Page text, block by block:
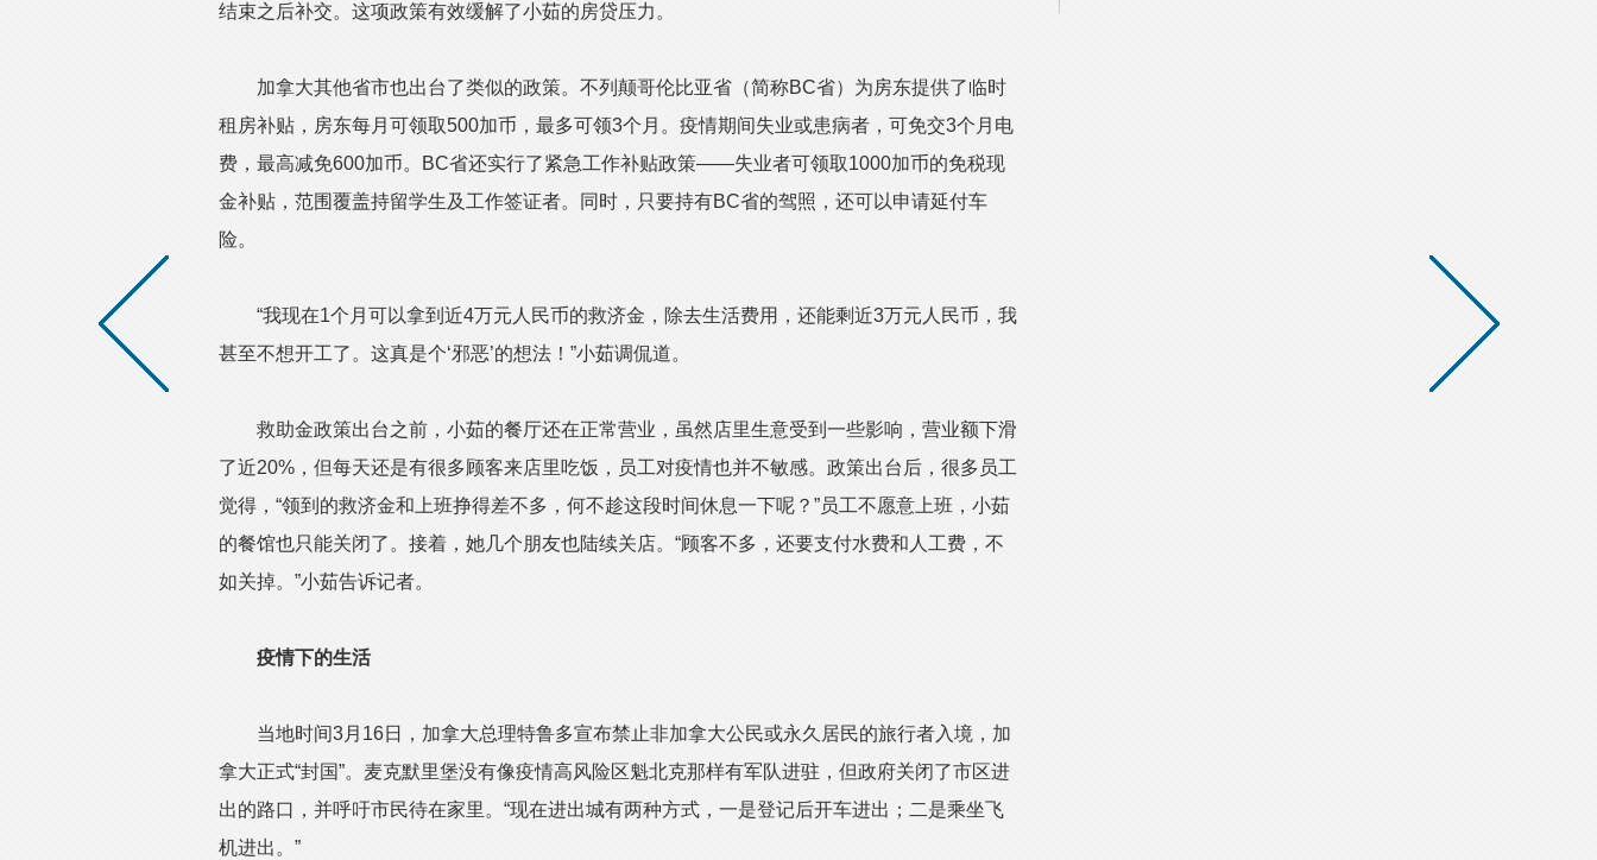
结束之后补交。这项政策有效缓解了小茹的房贷压力。
加拿大其他省市也出台了类似的政策。不列颠哥伦比亚省（简称BC省）为房东提供了临时
租房补贴，房东每月可领取500加币，最多可领3个月。疫情期间失业或患病者，可免交3个月电
费，最高减免600加币。BC省还实行了紧急工作补贴政策——失业者可领取1000加币的免税现
金补贴，范围覆盖持留学生及工作签证者。同时，只要持有BC省的驾照，还可以申请延付车
险。
“我现在1个月可以拿到近4万元人民币的救济金，除去生活费用，还能剩近3万元人民币，我
甚至不想开工了。这真是个‘邪恶’的想法！”小茹调侃道。
救助金政策出台之前，小茹的餐厅还在正常营业，虽然店里生意受到一些影响，营业额下滑
了近20%，但每天还是有很多顾客来店里吃饭，员工对疫情也并不敏感。政策出台后，很多员工
觉得，“领到的救济金和上班挣得差不多，何不趁这段时间休息一下呢？”员工不愿意上班，小茹
的餐馆也只能关闭了。接着，她几个朋友也陆续关店。“顾客不多，还要支付水费和人工费，不
如关掉。”小茹告诉记者。
疫情下的生活
当地时间3月16日，加拿大总理特鲁多宣布禁止非加拿大公民或永久居民的旅行者入境，加
拿大正式“封国”。麦克默里堡没有像疫情高风险区魁北克那样有军队进驻，但政府关闭了市区进
出的路口，并呼吁市民待在家里。“现在进出城有两种方式，一是登记后开车进出；二是乘坐飞
机进出。”